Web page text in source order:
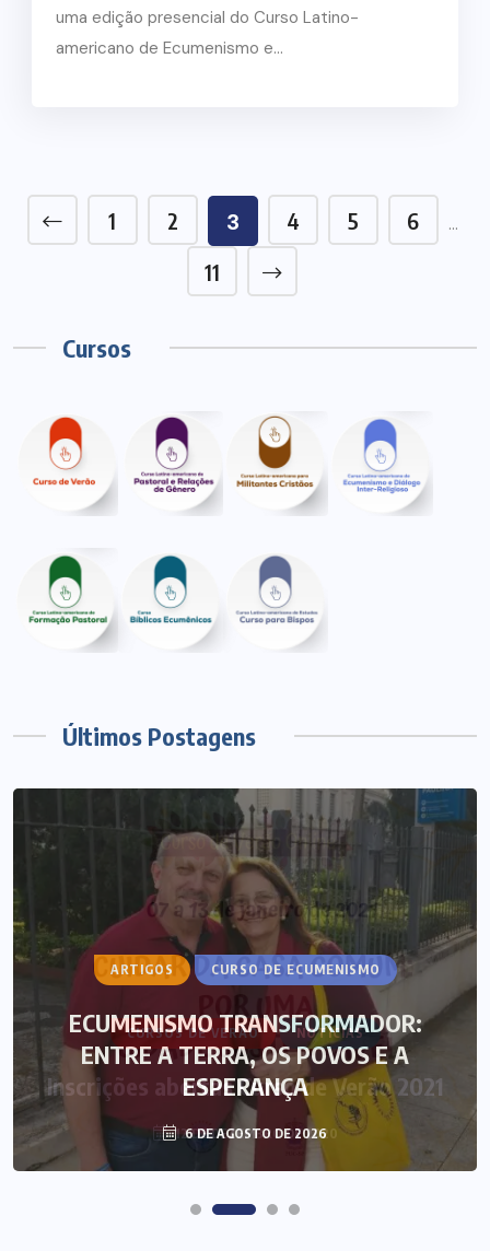
uma edição presencial do Curso Latino-
americano de Ecumenismo e...
1 2 3 4 5 6 …
11
Cursos
Últimos Postagens
ARTIGOS CURSO DE ECUMENISMO
ECUMENISMO TRANSFORMADOR:
ENTRE A TERRA, OS POVOS E A
ESPERANÇA
6 DE AGOSTO DE 2026